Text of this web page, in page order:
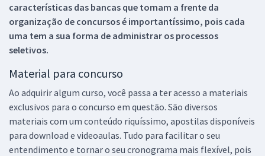
características das bancas que tomam a frente da
organização de concursos é importantíssimo, pois cada
uma tem a sua forma de administrar os processos
seletivos.
Material para concurso
Ao adquirir algum curso, você passa a ter acesso a materiais
exclusivos para o concurso em questão. São diversos
materiais com um conteúdo riquíssimo, apostilas disponíveis
para download e videoaulas. Tudo para facilitar o seu
entendimento e tornar o seu cronograma mais flexível, pois